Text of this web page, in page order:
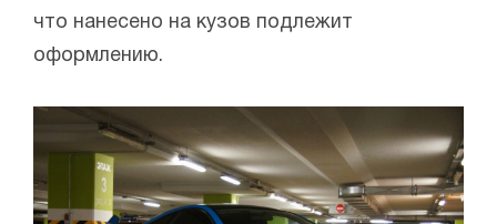
что нанесено на кузов подлежит
оформлению.